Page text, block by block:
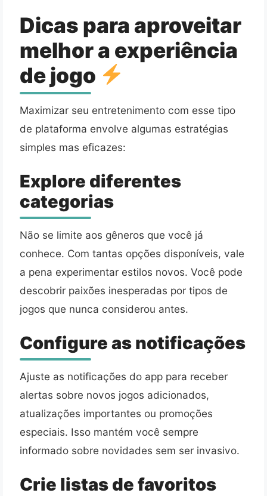
Dicas para aproveitar
melhor a experiência
de jogo
Maximizar seu entretenimento com esse tipo
de plataforma envolve algumas estratégias
simples mas eficazes:
Explore diferentes
categorias
Não se limite aos gêneros que você já
conhece. Com tantas opções disponíveis, vale
a pena experimentar estilos novos. Você pode
descobrir paixões inesperadas por tipos de
jogos que nunca considerou antes.
Configure as notificações
Ajuste as notificações do app para receber
alertas sobre novos jogos adicionados,
atualizações importantes ou promoções
especiais. Isso mantém você sempre
informado sobre novidades sem ser invasivo.
Crie listas de favoritos